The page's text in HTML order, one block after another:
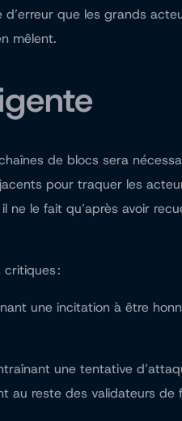
que les grands
mêlent.
de blocs sera
pour traquer les
le fait qu’après avoir
:
une incitation à être
une tentative
au reste des validateurs